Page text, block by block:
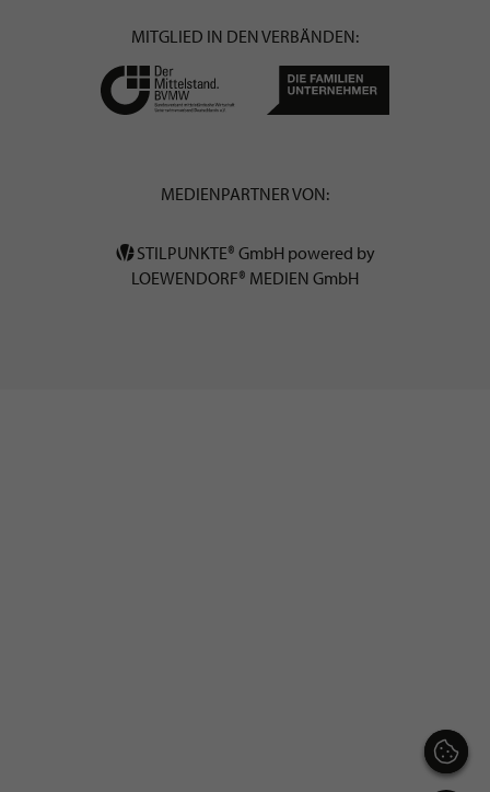
MITGLIED IN DEN VERBÄNDEN:
MEDIENPARTNER VON:
STILPUNKTE® GmbH powered by
LOEWENDORF® MEDIEN GmbH